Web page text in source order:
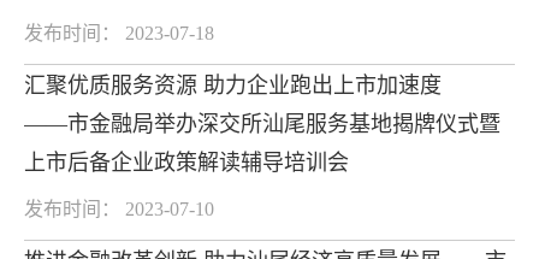
发布时间： 2023-07-18
汇聚优质服务资源 助力企业跑出上市加速度
——市金融局举办深交所汕尾服务基地揭牌仪式暨
上市后备企业政策解读辅导培训会
发布时间： 2023-07-10